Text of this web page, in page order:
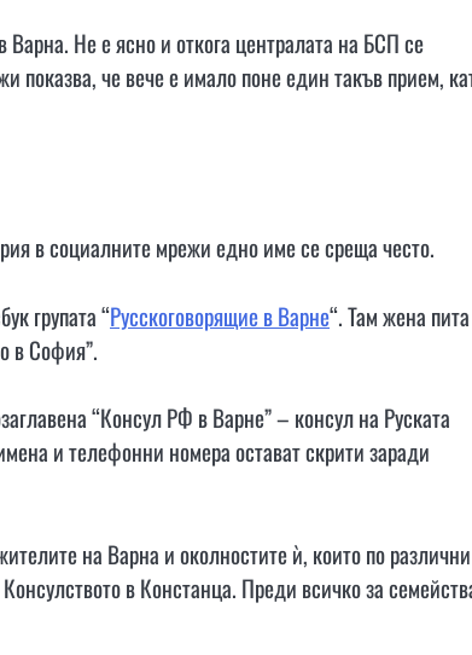
Не е ясно и откога централата на БСП се
показва, че вече е имало поне един такъв прием,
в социалните мрежи едно име се среща често.
групата “Русскоговорящие в Варне“. Там жена
в София”.
“Консул РФ в Варне” – консул на Руската
и телефонни номера остават скрити заради
на Варна и околностите ѝ, които по различни
в Констанца. Преди всичко за